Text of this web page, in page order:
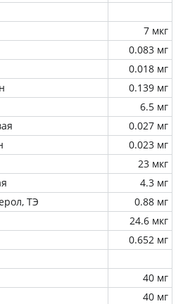
7 мкг
0.083 мг
0.018 мг
0.139 мг
6.5 мг
0.027 мг
0.023 мг
23 мкг
4.3 мг
ТЭ
0.88 мг
24.6 мкг
0.652 мг
40 мг
40 мг